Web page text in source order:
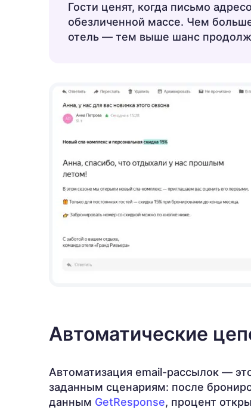
Гости ценят, когда письмо
обезличенной массе. Чем
отель — тем выше шанс
Автоматические
Автоматизация email-рассылок —
заданным сценариям: после
данным GetResponse, процент